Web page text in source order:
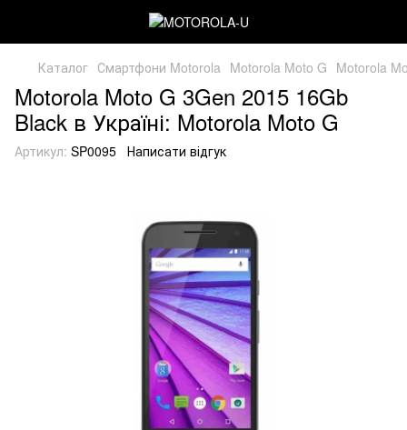
Каталог Смартфони Motorola Motorola Moto G Motorola
Motorola Moto G 3Gen 2015 16Gb
Black в Україні: Motorola Moto G
Артикул: SP0095 Написати відгук